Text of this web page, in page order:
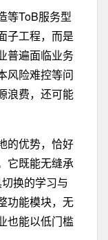
等ToB服务型
子工程，而是
普遍面临业务
风险难控等问
浪费，还可能
的优势，恰好
它既能无缝承
换的学习与
功能模块，无
也能以低门槛